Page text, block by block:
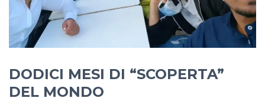
DODICI MESI DI “SCOPERTA”
DEL MONDO